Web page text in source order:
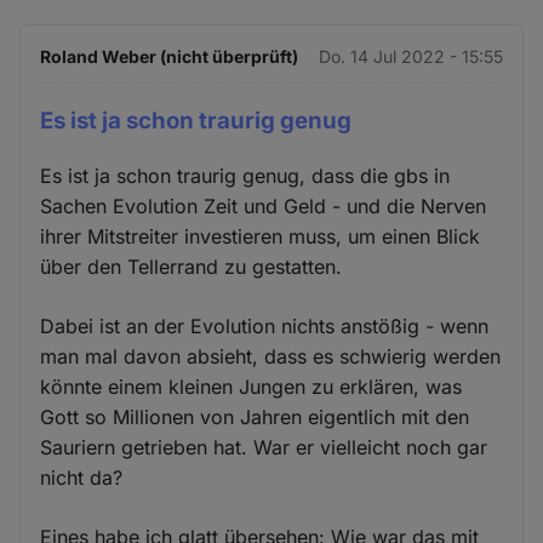
Roland Weber (nicht überprüft) Do. 14 Jul 2022 - 15:55
Es ist ja schon traurig genug
Es ist ja schon traurig genug, dass die gbs in
Sachen Evolution Zeit und Geld - und die Nerven
ihrer Mitstreiter investieren muss, um einen Blick
über den Tellerrand zu gestatten.
Dabei ist an der Evolution nichts anstößig - wenn
man mal davon absieht, dass es schwierig werden
könnte einem kleinen Jungen zu erklären, was
Gott so Millionen von Jahren eigentlich mit den
Sauriern getrieben hat. War er vielleicht noch gar
nicht da?
Eines habe ich glatt übersehen: Wie war das mit